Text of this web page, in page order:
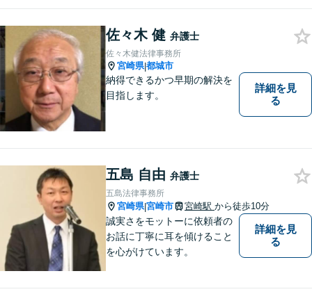
は，依頼者が希望されるベス
トな解決に至るよう最善を尽
くします。お気軽にご相談く
ださい。
佐々木 健 弁護士
佐々木健法律事務所
宮崎県|都城市
納得できるかつ早期の解決を
目指します。
詳細を見
る
五島 自由 弁護士
五島法律事務所
宮崎県|宮崎市 宮崎駅 から徒歩10分
誠実さをモットーに依頼者の
お話に丁寧に耳を傾けること
を心がけています。
詳細を見
る